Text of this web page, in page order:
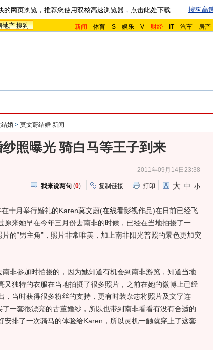
的网页浏览，推荐您使用双核高速浏览器，点击此处下载 搜狗高
地产 搜狗 新闻 - 体育 - S - 娱乐 - V - 财经 - IT - 汽车 - 房产
婚 > 莫文蔚结婚 新闻
照曝光 骑白马等王子到来
2011年09月14日23:38
我来说两句 (0) 复制链接 打印 大 中 小
十月举行婚礼的Karen莫文蔚(在线看影视作品)在日前已经飞
原来她早在今年三月份去南非的时候，已经在当地拍摄了一
的“男主角”，照片非常唯美，加上南非阳光普照的景色更加突
参加时拍摄的，因为她知道有机会到南非游览，知道当地
又独特的衣服在当地拍摄了很多照片，之前在她的微博上已经
，当时获得很多粉丝的支持，更有时装杂志将照片及文字连
一套很漂亮的古董婚纱，所以也带到南非看看有没有合适的
安排了一次骑马的体验给Karen，所以灵机一触就穿上了这套